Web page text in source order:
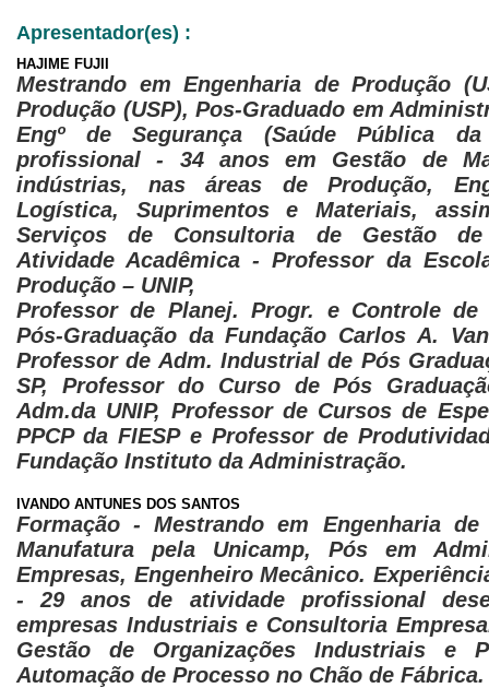
Apresentador(es) :
HAJIME FUJII
Mestrando em Engenharia de Produção
Produção (USP), Pos-Graduado em
Engº de Segurança (Saúde Pública
profissional - 34 anos em Gestão de
indústrias, nas áreas de Produção,
Logística, Suprimentos e Materiais,
Serviços de Consultoria de Gestão de
Atividade Acadêmica - Professor da
Produção – UNIP,
Professor de Planej. Progr. e Controle de
Pós-Graduação da Fundação Carlos A.
Professor de Adm. Industrial de Pós
SP, Professor do Curso de Pós
Adm.da UNIP, Professor de Cursos de
PPCP da FIESP e Professor de
Fundação Instituto da Administração.
IVANDO ANTUNES DOS SANTOS
Formação - Mestrando em Engenharia de
Manufatura pela Unicamp, Pós em
Empresas, Engenheiro Mecânico.
- 29 anos de atividade profissional
empresas Industriais e Consultoria
Gestão de Organizações Industriais e
Automação de Processo no Chão de Fábrica.